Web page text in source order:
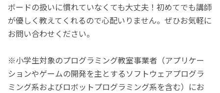
ボードの扱いに慣れていなくても大丈夫！初めてでも講師
が優しく教えてくれるので心配いりません。ぜひお気軽に
お問い合わせください。
※小学生対象のプログラミング教室事業者（アプリケー
ションやゲームの開発を主とするソフトウェアプログラ
ミング系およびロボットプログラミング系を含む）にお